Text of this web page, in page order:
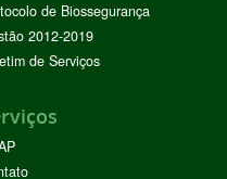
de Biossegurança
2012-2019
de Serviços